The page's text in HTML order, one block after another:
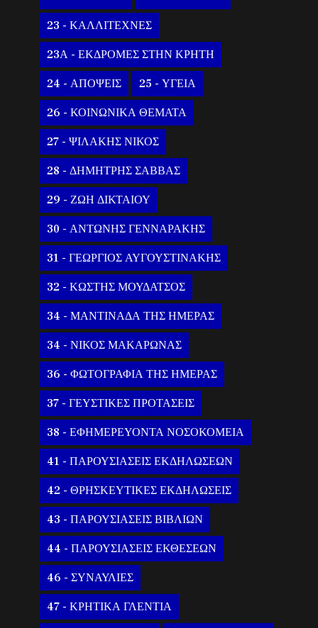
23 - ΚΑΛΛΙΤΕΧΝΕΣ
23Α - ΕΚΔΡΟΜΕΣ ΣΤΗΝ ΚΡΗΤΗ
24 - ΑΠΟΨΕΙΣ 25 - ΥΓΕΙΑ
26 - ΚΟΙΝΩΝΙΚΑ ΘΕΜΑΤΑ
27 - ΨΙΛΑΚΗΣ ΝΙΚΟΣ
28 - ΔΗΜΗΤΡΗΣ ΣΑΒΒΑΣ
29 - ΖΩΗ ΔΙΚΤΑΙΟΥ
30 - ΑΝΤΩΝΗΣ ΓΕΝΝΑΡΑΚΗΣ
31 - ΓΕΩΡΓΙΟΣ ΑΥΓΟΥΣΤΙΝΑΚΗΣ
32 - ΚΩΣΤΗΣ ΜΟΥΔΑΤΣΟΣ
34 - ΜΑΝΤΙΝΑΔΑ ΤΗΣ ΗΜΕΡΑΣ
34 - ΝΙΚΟΣ ΜΑΚΑΡΩΝΑΣ
36 - ΦΩΤΟΓΡΑΦΙΑ ΤΗΣ ΗΜΕΡΑΣ
37 - ΓΕΥΣΤΙΚΕΣ ΠΡΟΤΑΣΕΙΣ
38 - ΕΦΗΜΕΡΕΥΟΝΤΑ ΝΟΣΟΚΟΜΕΙΑ
41 - ΠΑΡΟΥΣΙΑΣΕΙΣ ΕΚΔΗΛΩΣΕΩΝ
42 - ΘΡΗΣΚΕΥΤΙΚΕΣ ΕΚΔΗΛΩΣΕΙΣ
43 - ΠΑΡΟΥΣΙΑΣΕΙΣ ΒΙΒΛΙΩΝ
44 - ΠΑΡΟΥΣΙΑΣΕΙΣ ΕΚΘΕΣΕΩΝ
46 - ΣΥΝΑΥΛΙΕΣ
47 - ΚΡΗΤΙΚΑ ΓΛΕΝΤΙΑ